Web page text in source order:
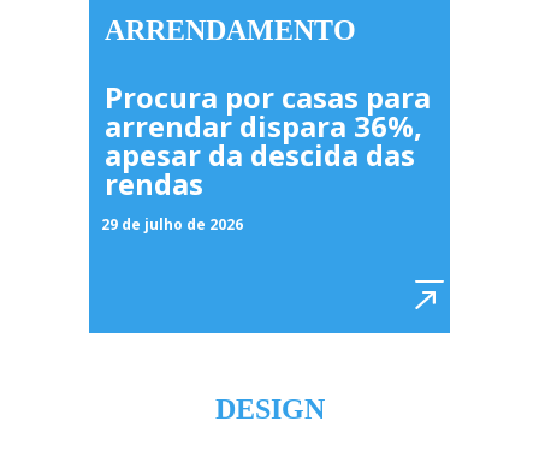
ARRENDAMENTO
Procura por casas para
arrendar dispara 36%,
apesar da descida das
rendas
29 de julho de 2026
DESIGN